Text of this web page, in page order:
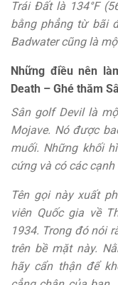
Trái Đất là 134°F
bằng phẳng từ bãi
Badwater cũng là
Những điều nên
Death – Ghé thăm
Sân golf Devil là
Mojave. Nó được
muối. Những khối
cứng và có các cạnh
Tên gọi này xuất
viên Quốc gia về
1934. Trong đó nói
trên bề mặt này.
hãy cẩn thận để